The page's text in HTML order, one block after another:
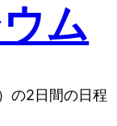
ム
の2日間の日程